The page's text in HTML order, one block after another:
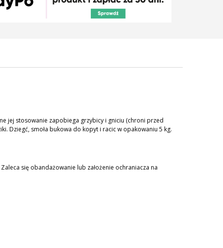
jej stosowanie zapobiega grzybicy i gniciu (chroni przed
Dziegć, smoła bukowa do kopyt i racic w opakowaniu 5 kg.
się obandażowanie lub założenie ochraniacza na